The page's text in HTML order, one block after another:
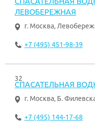
ЛЕВОБЕРЕЖНАЯ
г. Москва,
+7 (495) 451-98-39
32
СПАСАТЕЛЬНАЯ
г. Москва, Б.
+7 (495) 144-17-68